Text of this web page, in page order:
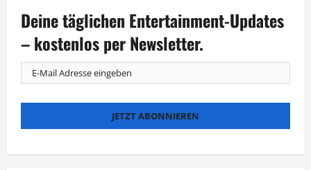
und
Gerster
Deine täglichen Entertainment-Updates
– kostenlos per Newsletter.